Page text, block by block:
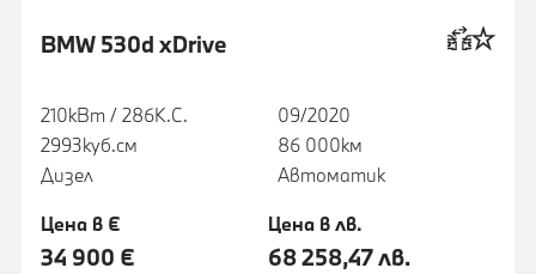
BMW 530d xDrive
210кВт / 286К.С.
2993куб.cм
Дизел
09/2020
86 000км
Автоматик
Цена в €
34 900 €
Цена в лв.
68 258,47 лв.